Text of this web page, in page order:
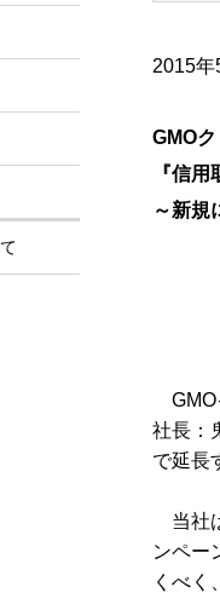
2015年
GMO
『信
～新規
GMO
社長：
で延長
当社
ンペー
くべく